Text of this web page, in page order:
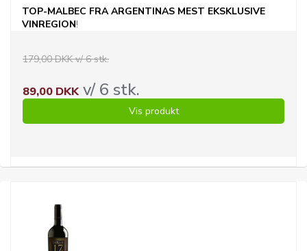
TOP-MALBEC FRAARGENTINAS MEST EKSKLUSIVE
VINREGION!
179,00 DKK v/ 6 stk.
89,00 DKKv/ 6 stk.
Vis produkt